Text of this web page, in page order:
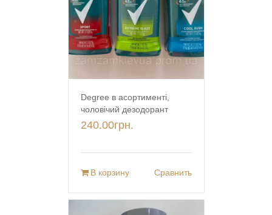
Degree в асортименті,
чоловічий дезодорант
240.00грн.
В корзину Сравнить